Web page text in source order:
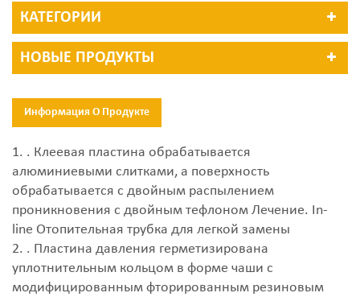
КАТЕГОРИИ
НОВЫЕ ПРОДУКТЫ
Информация О Продукте
1. . Клеевая пластина обрабатывается
алюминиевыми слитками, а поверхность
обрабатывается с двойным распылением
проникновения с двойным тефлоном Лечение. In-
line Отопительная трубка для легкой замены
2. . Пластина давления герметизирована
уплотнительным кольцом в форме чаши с
модифицированным фторированным резиновым